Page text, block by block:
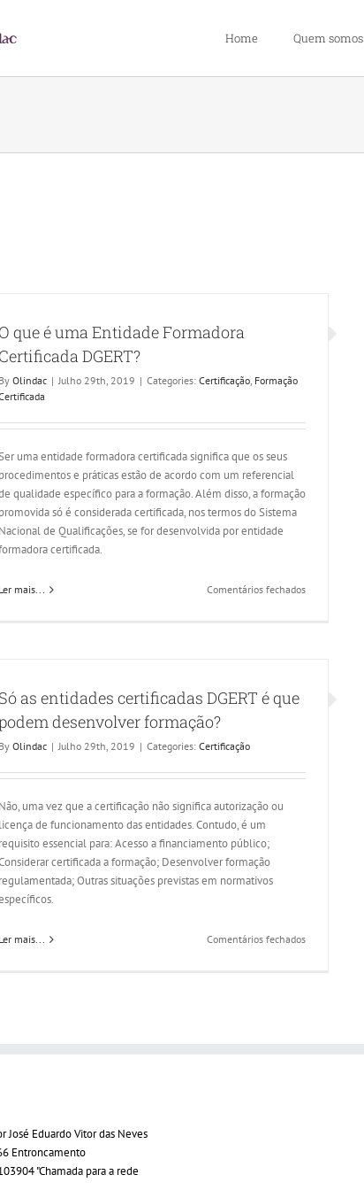
Home Quem somos
O que é uma Entidade Formadora
Certificada DGERT?
By Olindac | Julho 29th, 2019 | Categories: Certificação, Formação
uma entidade formadora certificada significa que os seus
procedimentos e práticas estão de acordo com um referencial
qualidade específico para a formação. Além disso, a formação
promovida só é considerada certificada, nos termos do Sistema
Nacional de Qualificações, se for desenvolvida por entidade
certificada.
Ler mais... Comentários fechadosem
Só as entidades certificadas DGERT é que
desenvolver formação?
By Olindac | Julho 29th, 2019 | Categories: Certificação
Não, uma vez que a certificação não significa autorização ou
licença de funcionamento das entidades. Contudo, é um
requisito essencial para: Acesso a financiamento público;
certificada a formação; Desenvolver formação
regulamentada; Outras situações previstas em normativos
Ler mais... Comentários fechadosem
José Eduardo Vitor das Neves
Entroncamento
"Chamada para a rede